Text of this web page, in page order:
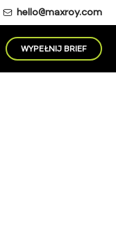
hello@maxroy.com
WYPEŁNIJ BRIEF